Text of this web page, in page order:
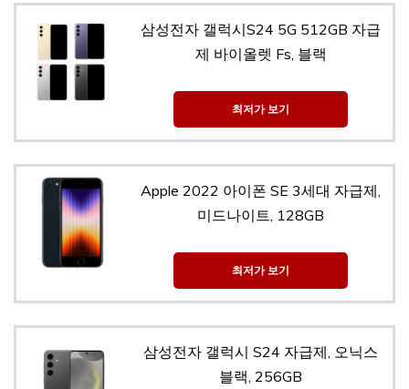
삼성전자 갤럭시S24 5G 512GB 자급
제 바이올렛 Fs, 블랙
최저가 보기
Apple 2022 아이폰 SE 3세대 자급제,
미드나이트, 128GB
최저가 보기
삼성전자 갤럭시 S24 자급제, 오닉스
블랙, 256GB